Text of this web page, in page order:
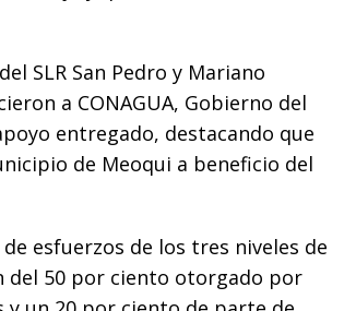
SLR San Pedro y Mariano
a CONAGUA, Gobierno del
entregado, destacando que
de Meoqui a beneficio del
esfuerzos de los tres niveles de
del 50 por ciento otorgado por